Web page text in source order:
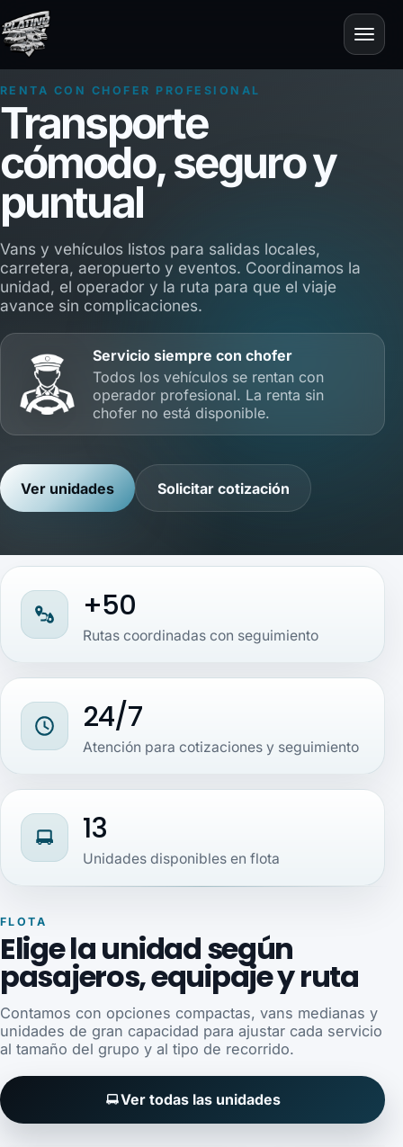
RENTA CON CHOFER PROFESIONAL
Transporte
cómodo, seguro y
puntual
Vans y vehículos listos para salidas locales,
carretera, aeropuerto y eventos. Coordinamos la
unidad, el operador y la ruta para que el viaje
avance sin complicaciones.
Servicio siempre con chofer
Todos los vehículos se rentan con
operador profesional. La renta sin
chofer no está disponible.
Ver unidades Solicitar cotización
+50
Rutas coordinadas con seguimiento
24/7
Atención para cotizaciones y seguimiento
13
Unidades disponibles en flota
FLOTA
Elige la unidad según
pasajeros, equipaje y ruta
Contamos con opciones compactas, vans medianas y
unidades de gran capacidad para ajustar cada servicio
al tamaño del grupo y al tipo de recorrido.
Ver todas las unidades